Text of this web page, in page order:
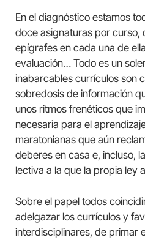
En el diagnóstico estamos
doce asignaturas por curso,
epígrafes en cada una de
evaluación… Todo es un
inabarcables currículos son
sobredosis de información
unos ritmos frenéticos que
necesaria para el
maratonianas que aún
deberes en casa e, incluso,
lectiva a la que la propia ley
Sobre el papel todos
adelgazar los currículos y
interdisciplinares, de primar